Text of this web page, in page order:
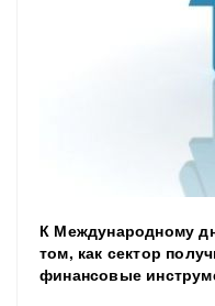
К Международному
том, как сектор
финансовые